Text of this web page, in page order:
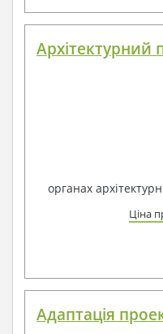
Архітектурний
органах
Ціна
Адаптація